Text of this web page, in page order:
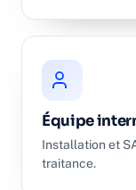
Équipe
Installation et
traitance.